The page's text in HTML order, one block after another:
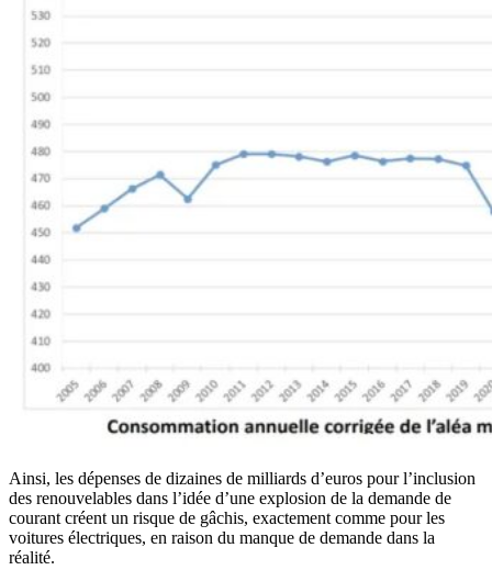
Ainsi, les dépenses de dizaines de milliards d’euros pour l’inclusion
des renouvelables dans l’idée d’une explosion de la demande de
courant créent un risque de gâchis, exactement comme pour les
voitures électriques, en raison du manque de demande dans la
réalité.